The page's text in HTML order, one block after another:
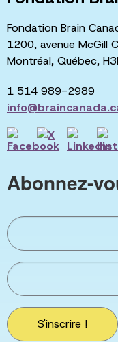
Fondation Brain
1200, avenue McGill
Montréal, Québec,
1 514 989-2989
Abonnez-
S'inscrire !